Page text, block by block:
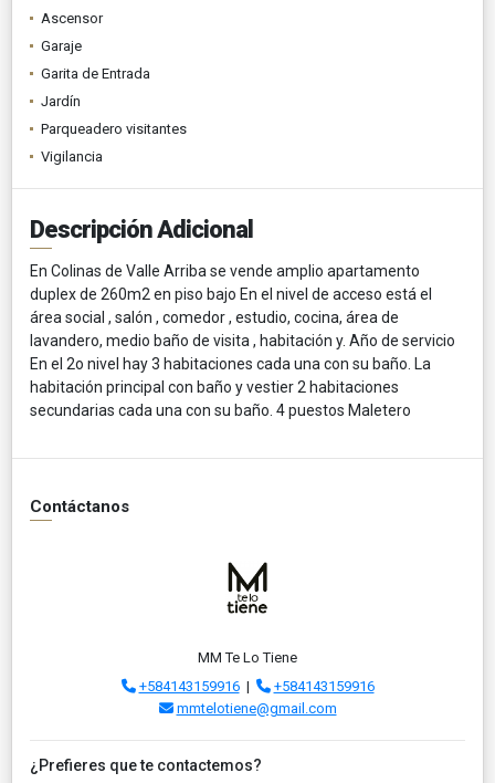
Ascensor
Garaje
Garita de Entrada
Jardín
Parqueadero visitantes
Vigilancia
Descripción Adicional
En Colinas de Valle Arriba se vende amplio apartamento
duplex de 260m2 en piso bajo En el nivel de acceso está el
área social , salón , comedor , estudio, cocina, área de
lavandero, medio baño de visita , habitación y. Año de servicio
En el 2o nivel hay 3 habitaciones cada una con su baño. La
habitación principal con baño y vestier 2 habitaciones
secundarias cada una con su baño. 4 puestos Maletero
Contáctanos
MM Te Lo Tiene
+584143159916|
+584143159916
mmtelotiene@gmail.com
¿Prefieres que te contactemos?